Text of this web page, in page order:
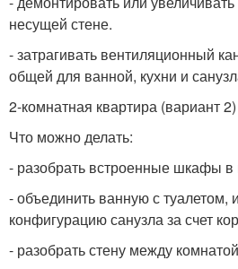
несущей стене.
- затрагивать вентиляционный
общей для ванной, кухни и
2-комнатная квартира (вариант 2)
Что можно делать:
- разобрать встроенные шкафы в
- объединить ванную с туалетом,
конфигурацию санузла за счет
- разобрать стену между